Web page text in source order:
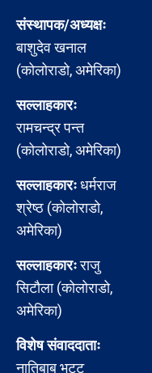
संस्थापक/अध्यक्षः
बाशुदेव खनाल
(कोलोराडो, अमेरिका)
सल्लाहकारः
रामचन्द्र पन्त
(कोलोराडो, अमेरिका)
सल्लाहकारःधर्मराज
श्रेष्ठ (कोलोराडो,
अमेरिका)
सल्लाहकारःराजु
सिटौला (कोलोराडो,
अमेरिका)
विशेष संवाददाताः
नातिबाबु भट्ट